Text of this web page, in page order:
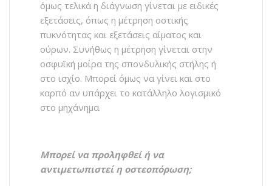
όμως τελικά η διάγνωση γίνεται με ειδικές
εξετάσεις, όπως η μέτρηση οστικής
πυκνότητας και εξετάσεις αίματος και
ούρων. Συνήθως η μέτρηση γίνεται στην
οσφυϊκή μοίρα της σπονδυλικής στήλης ή
στο ισχίο. Μπορεί όμως να γίνει και στο
καρπό αν υπάρχει το κατάλληλο λογισμικό
στο μηχάνημα.
Μπορεί να προληφθεί ή να
αντιμετωπιστεί η οστεοπόρωση;